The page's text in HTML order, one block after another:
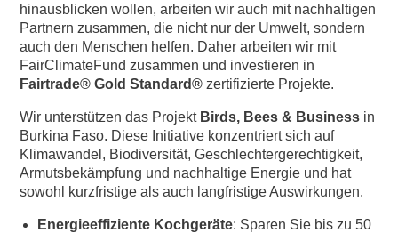
hinausblicken wollen, arbeiten wir auch mit nachhaltigen
Partnern zusammen, die nicht nur der Umwelt, sondern
auch den Menschen helfen. Daher arbeiten wir mit
FairClimateFund zusammen und investieren in
Fairtrade® Gold Standard® zertifizierte Projekte.
Wir unterstützen das Projekt Birds, Bees & Business in
Burkina Faso. Diese Initiative konzentriert sich auf
Klimawandel, Biodiversität, Geschlechtergerechtigkeit,
Armutsbekämpfung und nachhaltige Energie und hat
sowohl kurzfristige als auch langfristige Auswirkungen.
Energieeffiziente Kochgeräte: Sparen Sie bis zu 50